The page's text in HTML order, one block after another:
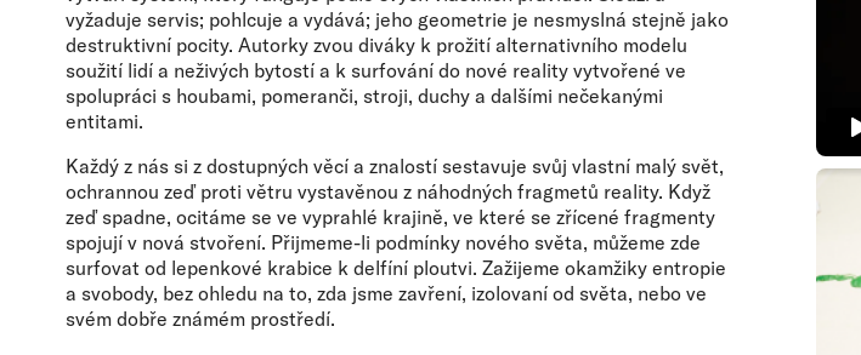
vyžaduje servis; pohlcuje a vydává; jeho geometrie je nesmyslná stejně jako
destruktivní pocity. Autorky zvou diváky k prožití alternativního modelu
soužití lidí a neživých bytostí a k surfování do nové reality vytvořené ve
spolupráci s houbami, pomeranči, stroji, duchy a dalšími nečekanými
entitami.
Každý z nás si z dostupných věcí a znalostí sestavuje svůj vlastní malý svět,
ochrannou zeď proti větru vystavěnou z náhodných fragmetů reality. Když
zeď spadne, ocitáme se ve vyprahlé krajině, ve které se zřícené fragmenty
spojují v nová stvoření. Přijmeme-li podmínky nového světa, můžeme zde
surfovat od lepenkové krabice k delfíní ploutvi. Zažijeme okamžiky entropie
a svobody, bez ohledu na to, zda jsme zavření, izolovaní od světa, nebo ve
svém dobře známém prostředí.